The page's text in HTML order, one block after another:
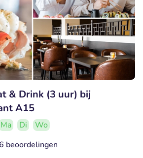
& Drink (3 uur) bij
A15
Ma Di
Wo
beoordelingen